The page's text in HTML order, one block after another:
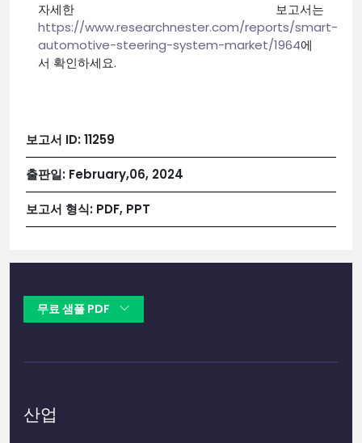
자세한 보고서는
https://www.researchnester.com/reports/smart-
automotive-steering-system-market/1964에
서 확인하세요.
보고서 ID:11259
출판일: February,06, 2024
보고서 형식: PDF, PPT
무료 샘플 PDF
산업